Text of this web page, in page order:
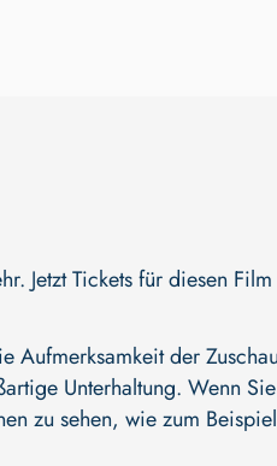
Jetzt Tickets für diesen
der
Unterhaltung. Wenn
zu sehen, wie zum Beispiel